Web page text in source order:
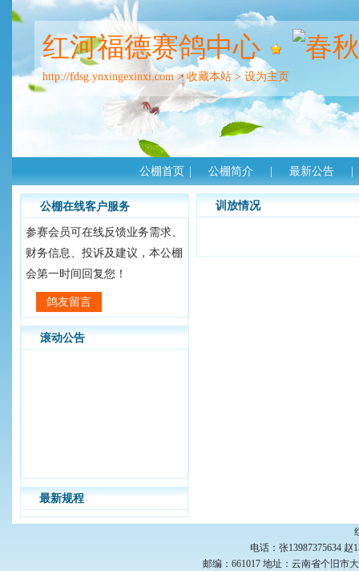
红河福德赛鸽中心
http://fdsg.ynxingexinxi.com>收藏本站 >设为主页
公棚首页 公棚简介 最新公告
公棚在线客户服务
参赛会员可在线反馈业务需求、
财务信息、投诉及建议，本公棚
会第一时间回复您！
鸽友留言
滚动公告
最新规程
训放情况
电话：张13987375634 赵
邮编：661017 地址：云南省个旧市